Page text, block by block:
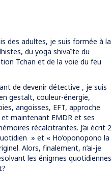
des adultes, je suis formée à la
du yoga shivaïte du
Tchan et de la voie du feu
de devenir détective , je suis
gestalt, couleur-énergie,
angoisses, EFT, approche
maintenant EMDR et ses
récalcitrantes. J’ai écrit 2
» et « Ho’oponopono la
Alors, finalement, n’ai-je
les énigmes quotidiennes